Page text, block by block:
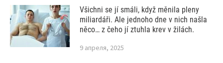
Všichni se jí smáli, když měnila pleny
miliardáři. Ale jednoho dne v nich našla
něco… z čeho jí ztuhla krev v žilách.
9 апреля, 2025